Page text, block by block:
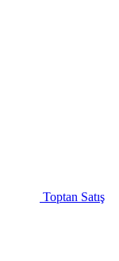
Toptan Satış